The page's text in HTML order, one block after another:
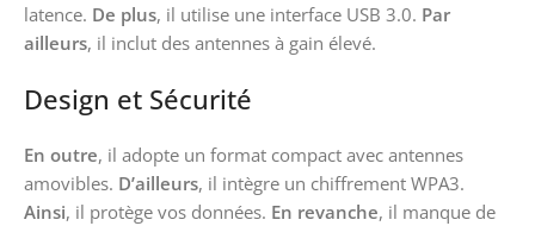
latence. De plus, il utilise une interface USB 3.0. Par
ailleurs, il inclut des antennes à gain élevé.
Design et Sécurité
En outre, il adopte un format compact avec antennes
amovibles. D’ailleurs, il intègre un chiffrement WPA3.
Ainsi, il protège vos données. En revanche, il manque de